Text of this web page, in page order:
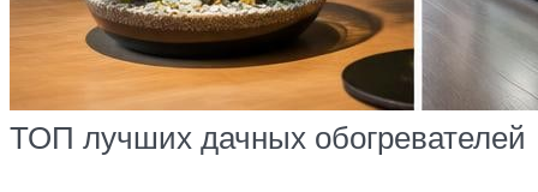
ТОП лучших дачных обогревателей